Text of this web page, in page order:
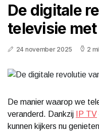
De digitale
televisie met
24 november 2025 2
De manier waarop we
veranderd. Dankzij
IP TV
kunnen kijkers nu